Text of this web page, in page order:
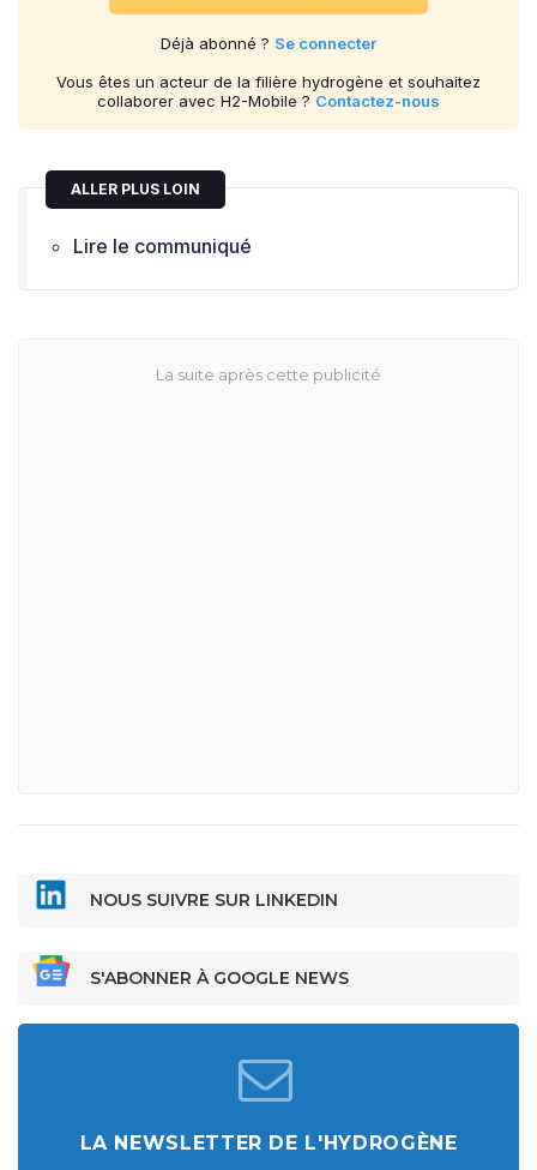
Déjà abonné ? Se connecter
Vous êtes un acteur de la filière hydrogène et souhaitez
collaborer avec H2-Mobile ? Contactez-nous
ALLER PLUS LOIN
Lire le communiqué
NOUS SUIVRE SUR LINKEDIN
S'ABONNER À GOOGLE NEWS
LA NEWSLETTER DE L'HYDROGÈNE